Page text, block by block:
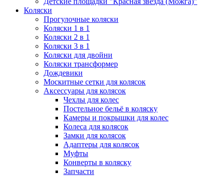
Коляски
Прогулочные коляски
Коляски 1 в 1
Коляски 2 в 1
Коляски 3 в 1
Коляски для двойни
Коляски трансформер
Дождевики
Москитные сетки для колясок
Аксессуары для колясок
Чехлы для колес
Постельное бельё в коляску
Камеры и покрышки для колес
Колеса для колясок
Замки для колясок
Адаптеры для колясок
Муфты
Конверты в коляску
Запчасти